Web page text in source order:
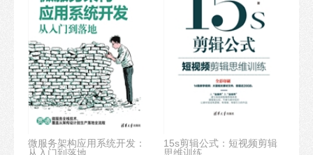
微服务架构应用系统开发：
15s剪辑公式：短视频剪辑